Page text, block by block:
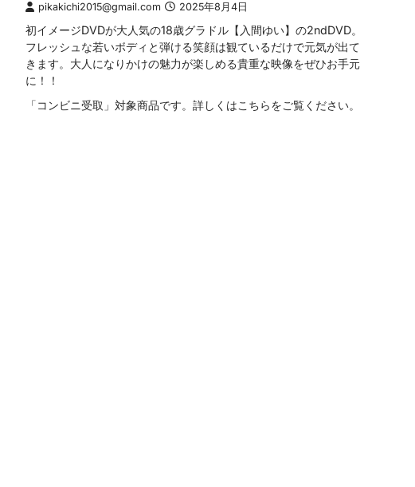
pikakichi2015@gmail.com 2025年8月4日
初イメージDVDが大人気の18歳グラドル【入間ゆい】の2ndDVD。
フレッシュな若いボディと弾ける笑顔は観ているだけで元気が出て
きます。大人になりかけの魅力が楽しめる貴重な映像をぜひお手元
に！！
「コンビニ受取」対象商品です。詳しくはこちらをご覧ください。